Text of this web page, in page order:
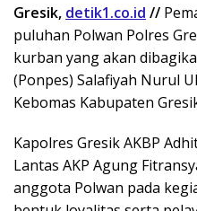
Gresik, detik1.co.id //
puluhan Polwan Polres
kurban yang akan
(Ponpes) Salafiyah Nurul
Kebomas Kabupaten
Kapolres Gresik AKBP
Lantas AKP Agung
anggota Polwan pada